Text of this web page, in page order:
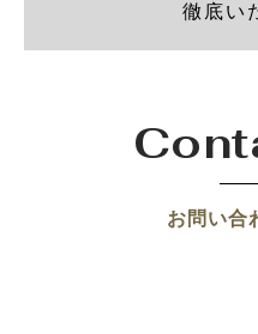
徹底い
お問い合